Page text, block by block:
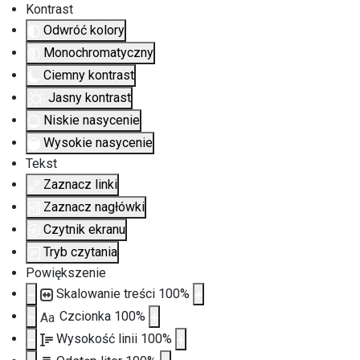
Kontrast
Odwróć kolory
Monochromatyczny
Ciemny kontrast
Jasny kontrast
Niskie nasycenie
Wysokie nasycenie
Tekst
Zaznacz linki
Zaznacz nagłówki
Czytnik ekranu
Tryb czytania
Powiększenie
Skalowanie treści 100%
Aa Czcionka 100%
Wysokość linii 100%